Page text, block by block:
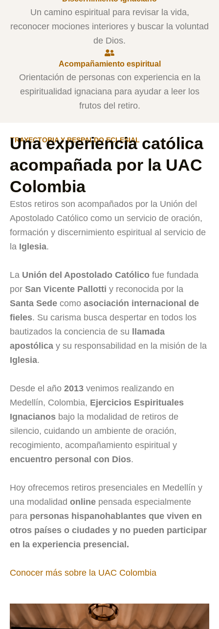
Un camino espiritual para revisar la vida,
reconocer mociones interiores y buscar la voluntad
de Dios.
Acompañamiento espiritual
Orientación de personas con experiencia en la
espiritualidad ignaciana para ayudar a leer los
frutos del retiro.
TRAYECTORIA Y RESPALDO ECLESIAL
Una experiencia católica
acompañada por la UAC
Colombia
Estos retiros son acompañados por la Unión del
Apostolado Católico como un servicio de oración,
formación y discernimiento espiritual al servicio de
la Iglesia.
La Unión del Apostolado Católico fue fundada
por San Vicente Pallotti y reconocida por la
Santa Sede como asociación internacional de
fieles. Su carisma busca despertar en todos los
bautizados la conciencia de su
llamada
apostólica y su responsabilidad en la misión de la
Iglesia.
Desde el año 2013 venimos realizando en
Medellín, Colombia, Ejercicios Espirituales
Ignacianos bajo la modalidad de retiros de
silencio, cuidando un ambiente de oración,
recogimiento, acompañamiento espiritual y
encuentro personal con Dios.
Hoy ofrecemos retiros presenciales en Medellín y
una modalidad online pensada especialmente
para personas hispanohablantes que viven en
otros países o ciudades y no pueden participar
en la experiencia presencial.
Conocer más sobre la UAC Colombia